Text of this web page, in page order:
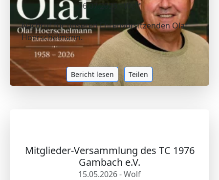
06.07.2026 - Wolf
Nachruf für unseren Ehrenvorsitzenden Olaf
Hoerschelmann.
Bericht lesen Teilen
Mitglieder-Versammlung des TC 1976
Gambach e.V.
15.05.2026 - Wolf